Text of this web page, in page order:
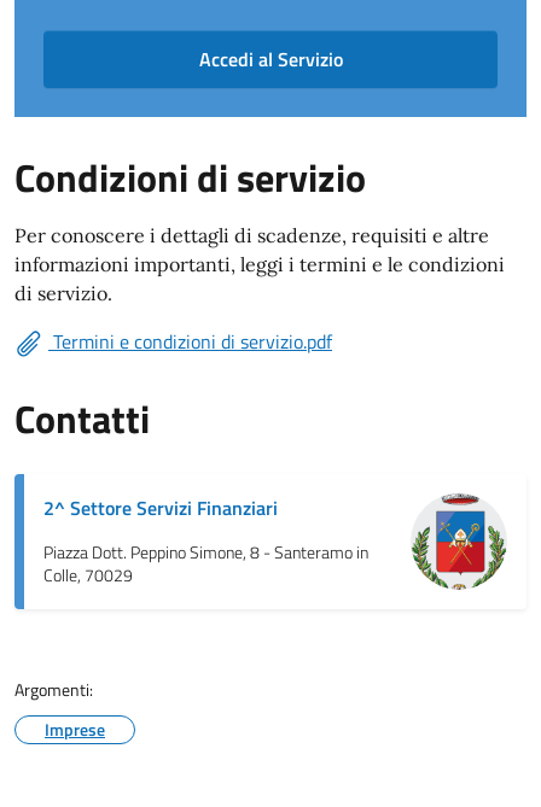
Accedi al Servizio
Condizioni di servizio
Per conoscere i dettagli di scadenze, requisiti e altre
informazioni importanti, leggi i termini e le condizioni
di servizio.
Termini e condizioni di servizio.pdf
Contatti
2^ Settore Servizi Finanziari
Piazza Dott. Peppino Simone, 8 - Santeramo in
Colle, 70029
Argomenti:
Imprese